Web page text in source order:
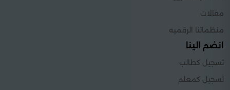
مقالات
منظماتنا الرقميه
انضم الينا
تسجيل كطالب
تسجيل كمعلم